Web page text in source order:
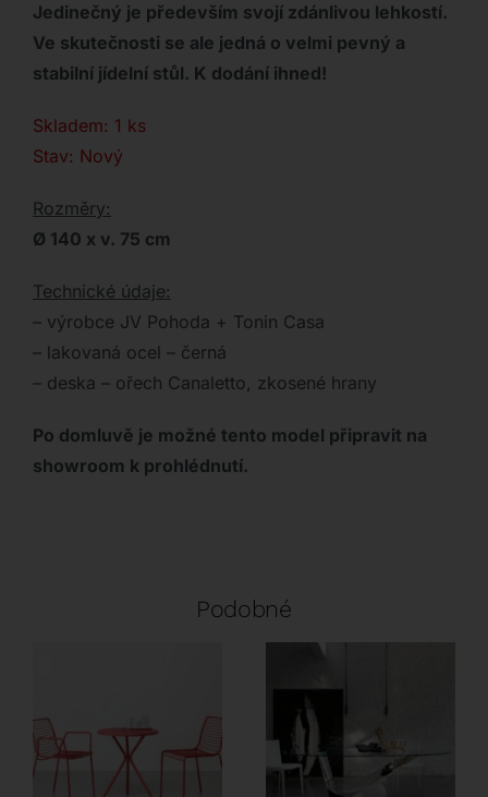
Jedinečný je především svojí zdánlivou lehkostí.
Ve skutečnosti se ale jedná o velmi pevný a
stabilní jídelní stůl. K dodání ihned!
Skladem: 1 ks
Stav: Nový
Rozměry:
Ø 140 x v. 75 cm
Technické údaje:
– výrobce JV Pohoda + Tonin Casa
– lakovaná ocel – černá
– deska – ořech Canaletto, zkosené hrany
Po domluvě je možné tento model připravit na
showroom k prohlédnutí.
Podobné